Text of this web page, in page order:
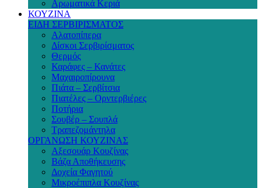
Αρωματικά Κεριά
ΚΟΥΖΙΝΑ
ΕΙΔΗ ΣΕΡΒΙΡΙΣΜΑΤΟΣ
Αλατοπίπερα
Δίσκοι Σερβιρίσματος
Θερμός
Καράφες – Κανάτες
Μαχαιροπίρουνα
Πιάτα – Σερβίτσια
Πιατέλες – Ορντερβιέρες
Ποτήρια
Σουβέρ – Σουπλά
Τραπεζομάντηλα
ΟΡΓΑΝΩΣΗ ΚΟΥΖΙΝΑΣ
Αξεσουάρ Κουζίνας
Βάζα Αποθήκευσης
Δοχεία Φαγητού
Μικροέπιπλα Κουζίνας